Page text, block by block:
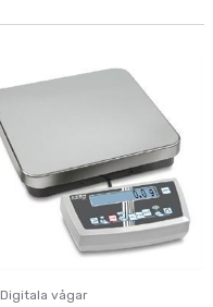
Digitala vågar